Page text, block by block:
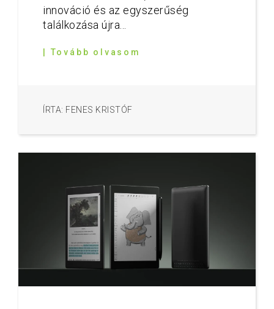
innováció és az egyszerűség
találkozása újra...
| Tovább olvasom
ÍRTA: FENES KRISTÓF